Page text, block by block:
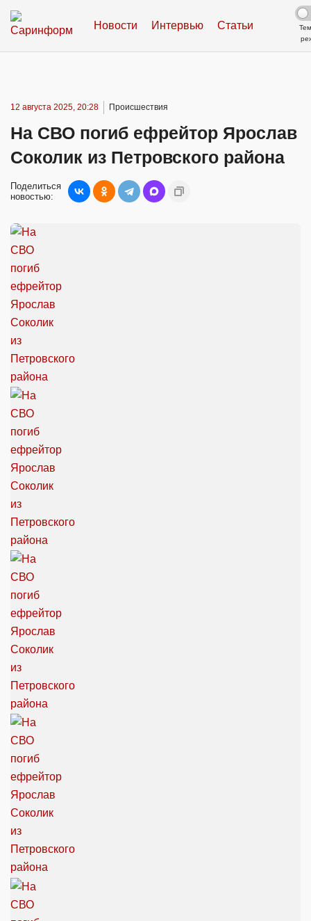
Новости Интервью Статьи
12 августа 2025, 20:28 Происшествия
На СВО погиб ефрейтор Ярослав
Соколик из Петровского района
Поделиться
новостью: